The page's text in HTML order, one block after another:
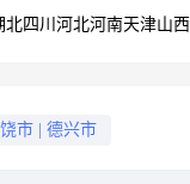
北四川 河北河南天津山西
饶市 德兴市